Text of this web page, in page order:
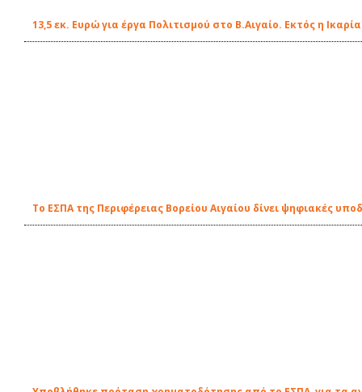
13,5 εκ. Ευρώ για έργα Πολιτισμού στο Β.Αιγαίο. Εκτός η Ικαρία
Το ΕΣΠΑ της Περιφέρειας Βορείου Αιγαίου δίνει ψηφιακές